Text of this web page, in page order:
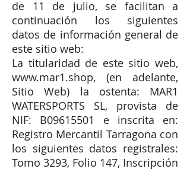
de 11 de julio, se facilitan a
continuación los siguientes
datos de información general de
este sitio web:
La titularidad de este sitio web,
www.mar1.shop, (en adelante,
Sitio Web) la ostenta: MAR1
WATERSPORTS SL, provista de
NIF: B09615501 e inscrita en:
Registro Mercantil Tarragona con
los siguientes datos registrales:
Tomo 3293, Folio 147, Inscripción